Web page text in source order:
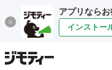
アプリなら
インストー